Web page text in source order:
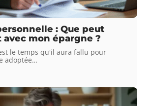
: Que peut
avec mon épargne ?
le temps qu'il aura fallu pour
adoptée…